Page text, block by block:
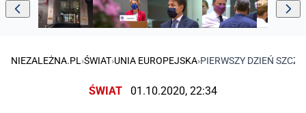
NIEZALEŻNA.PL ›ŚWIAT›UNIA EUROPEJSKA›PIERWSZY DZIEŃ
ŚWIAT 01.10.2020, 22:34